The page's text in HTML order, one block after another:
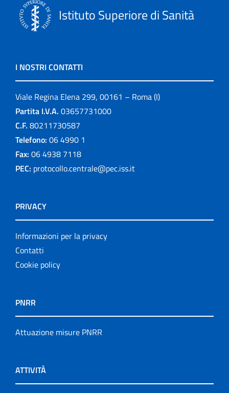
Istituto Superiore di Sanità
I NOSTRI CONTATTI
Viale Regina Elena 299, 00161 – Roma (I)
Partita I.V.A. 03657731000
C.F. 80211730587
Telefono: 06 4990 1
Fax: 06 4938 7118
PEC: protocollo.centrale@pec.iss.it
PRIVACY
Informazioni per la privacy
Contatti
Cookie policy
PNRR
Attuazione misure PNRR
ATTIVITÀ